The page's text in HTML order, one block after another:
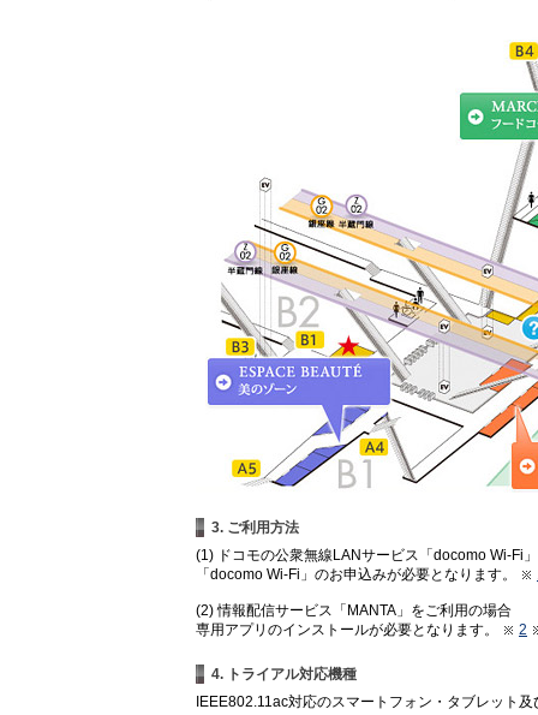
3. ご利用方法
(1) ドコモの公衆無線LANサービス「docomo Wi-Fi
「docomo Wi-Fi」のお申込みが必要となります。
(2) 情報配信サービス「MANTA」をご利用の場合
専用アプリのインストールが必要となります。
2
4. トライアル対応機種
IEEE802.11ac対応のスマートフォン・タブレット